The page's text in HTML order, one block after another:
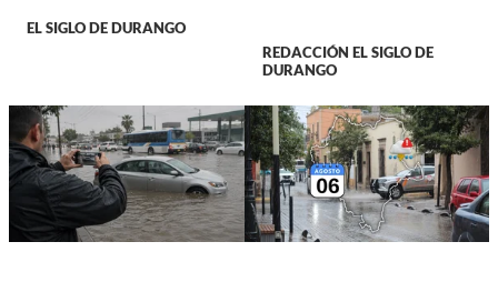
EL SIGLO DE DURANGO
REDACCIÓN EL SIGLO DE
DURANGO